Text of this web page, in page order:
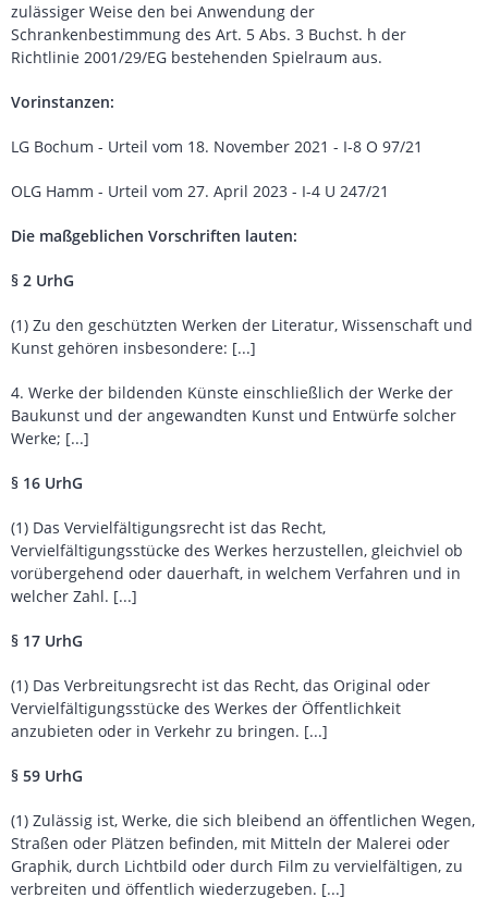
zulässiger Weise den bei Anwendung der
Schrankenbestimmung des Art. 5 Abs. 3 Buchst. h der
Richtlinie 2001/29/EG bestehenden Spielraum aus.
Vorinstanzen:
LG Bochum - Urteil vom 18. November 2021 - I-8 O 97/21
OLG Hamm - Urteil vom 27. April 2023 - I-4 U 247/21
Die maßgeblichen Vorschriften lauten:
§ 2 UrhG
(1) Zu den geschützten Werken der Literatur, Wissenschaft und
Kunst gehören insbesondere: [...]
4. Werke der bildenden Künste einschließlich der Werke der
Baukunst und der angewandten Kunst und Entwürfe solcher
Werke; [...]
§ 16 UrhG
(1) Das Vervielfältigungsrecht ist das Recht,
Vervielfältigungsstücke des Werkes herzustellen, gleichviel ob
vorübergehend oder dauerhaft, in welchem Verfahren und in
welcher Zahl. [...]
§ 17 UrhG
(1) Das Verbreitungsrecht ist das Recht, das Original oder
Vervielfältigungsstücke des Werkes der Öffentlichkeit
anzubieten oder in Verkehr zu bringen. [...]
§ 59 UrhG
(1) Zulässig ist, Werke, die sich bleibend an öffentlichen Wegen,
Straßen oder Plätzen befinden, mit Mitteln der Malerei oder
Graphik, durch Lichtbild oder durch Film zu vervielfältigen, zu
verbreiten und öffentlich wiederzugeben. [...]